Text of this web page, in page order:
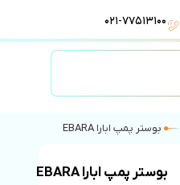
۰۲۱-۷۷۵۱۳۱۰۰
بوستر پمپ ابارا EBARA
بوستر پمپ ابارا EBARA